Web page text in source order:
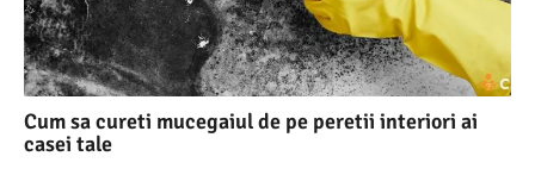
Cum sa cureti mucegaiul de pe peretii interiori ai
casei tale